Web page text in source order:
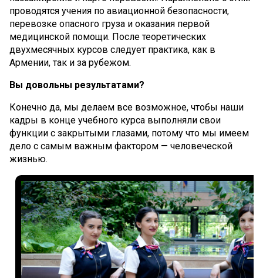
проводятся учения по авиационной безопасности,
перевозке опасного груза и оказания первой
медицинской помощи. После теоретических
двухмесячных курсов следует практика, как в
Армении, так и за рубежом.
Вы довольны результатами?
Конечно да, мы делаем все возможное, чтобы наши
кадры в конце учебного курса выполняли свои
функции с закрытыми глазами, потому что мы имеем
дело с самым важным фактором — человеческой
жизнью.